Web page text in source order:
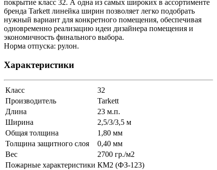
покрытие класс 32. А одна из самых широких в ассортименте
бренда Tarkett линейка ширин позволяет легко подобрать
нужный вариант для конкретного помещения, обеспечивая
одновременно реализацию идеи дизайнера помещения и
экономичность финального выбора.
Норма отпуска: рулон.
Характеристики
Класс
32
Производитель
Tarkett
Длина
23 м.п.
Ширина
2,5/3/3,5 м
Общая толщина
1,80 мм
Толщина защитного слоя
0,40 мм
Вес
2700 гр./м2
Пожарные характеристики КМ2 (ФЗ-123)